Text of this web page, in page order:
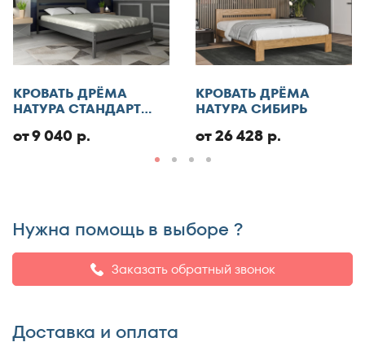
140x200
140x210
145x200
150x185
150x190
150x220
160x180
160x186
КРОВАТЬ ДРЁМА
НАТУРА СТАНДАРТ
от 9 040 р.
КРОВАТЬ ДРЁМА
НАТУРА СИБИРЬ
от 26 428 р.
Нужна помощь в выборе ?
Заказать обратный звонок
Доставка и оплата